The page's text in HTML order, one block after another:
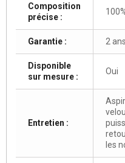
Composition
précise :
Garantie : 2 ans
Disponible
sur mesure :
Oui
Entretien :
les